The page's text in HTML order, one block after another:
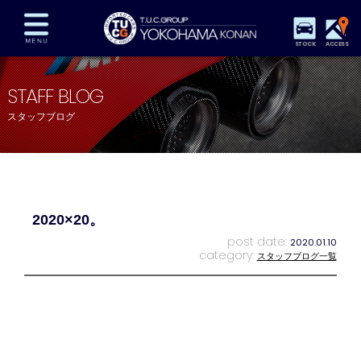
STOCK ACCESS
在庫車両情報 保証&サービス パーツリスト
TUCとは？ 店舗情報 アクセスマップ
全国納車 特別作業 注文販売
STAFF BLOG
スタッフブログ
2020×20。
post date: 2020.01.10
category: スタッフブログ一覧